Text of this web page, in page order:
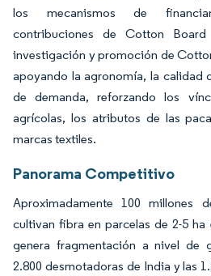
los mecanismos de
contribuciones de Cotton
investigación y promoción de
apoyando la agronomía, la calidad
de demanda, reforzando los
agrícolas, los atributos de las
marcas textiles.
Panorama Competitivo
Aproximadamente 100 millones
cultivan fibra en parcelas de 2-5
genera fragmentación a nivel de
2.800 desmotadoras de India y las